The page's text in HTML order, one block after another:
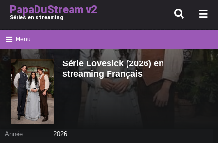
PapaDuStream v2
Séries en streaming
Menu
Série Lovesick (2026) en
streaming Français
Année:
2026